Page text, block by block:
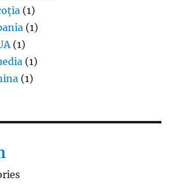
(1)
(1)
(1)
(1)
(1)